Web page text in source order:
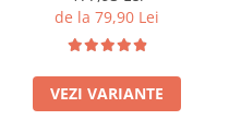
de la 79,90 Lei
VEZI VARIANTE